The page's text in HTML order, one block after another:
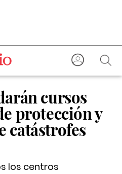
cursos
protección y
catástrofes
los centros